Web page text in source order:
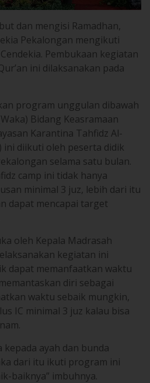
dan mengisi Ramadhan,
Pekalongan mengikuti
Pembukaan kegiatan
ini dilaksanakan pada
program unggulan dibawah
Bidang Keasramaan
Karantina Tahfidz Al-
ini diikuti oleh peserta didik
selama satu bulan.
camp ini tidak hanya
minimal 3 juz, lebih dari itu
dapat mencapai target
oleh Kepala Madrasah
kegiatan ini
dapat memanfaatkan waktu
diri sebagai
waktu sebaik mungkin,
IC minimal 3 juz kalau bisa
ayah dan bunda
dari itu ikuti program ini
baiknya” imbuhnya.